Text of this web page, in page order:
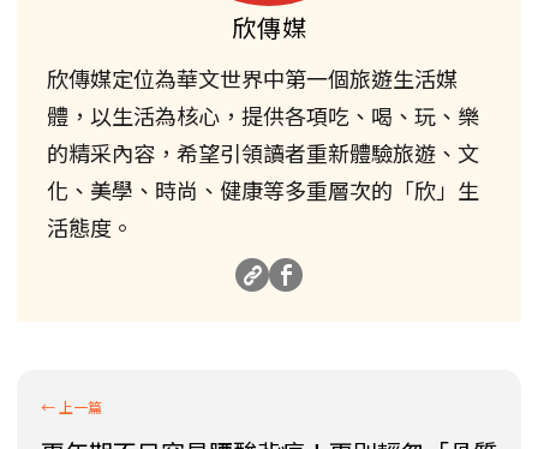
欣傳媒
欣傳媒定位為華文世界中第一個旅遊生活媒
體，以生活為核心，提供各項吃、喝、玩、樂
的精采內容，希望引領讀者重新體驗旅遊、文
化、美學、時尚、健康等多重層次的「欣」生
活態度。